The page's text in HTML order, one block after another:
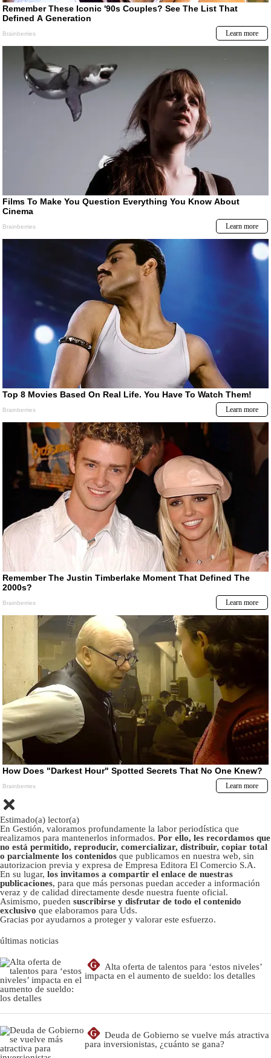
Estimado(a) lector(a)
En Gestión, valoramos profundamente la labor periodística que
realizamos para mantenerlos informados. Por ello, les recordamos que
no está permitido, reproducir, comercializar, distribuir, copiar total
o parcialmente los contenidos que publicamos en nuestra web, sin
autorizacion previa y expresa de Empresa Editora El Comercio S.A.
En su lugar, los invitamos a compartir el enlace de nuestras
publicaciones, para que más personas puedan acceder a información
veraz y de calidad directamente desde nuestra fuente oficial.
Asimismo, pueden suscribirse y disfrutar de todo el contenido
exclusivo que elaboramos para Uds.
Gracias por ayudarnos a proteger y valorar este esfuerzo.
últimas noticias
G
Alta oferta de talentos para ‘estos niveles’
impacta en el aumento de sueldo: los detalles
G
Deuda de Gobierno se vuelve más atractiva
para inversionistas, ¿cuánto se gana?